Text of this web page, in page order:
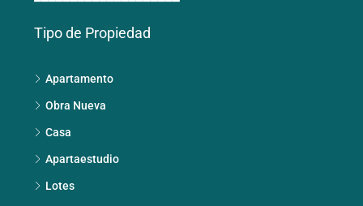
Tipo de Propiedad
Apartamento
Obra Nueva
Casa
Apartaestudio
Lotes